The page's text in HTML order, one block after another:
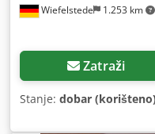
Wiefelstede 1.253 km
Zatraži
Stanje: dobar